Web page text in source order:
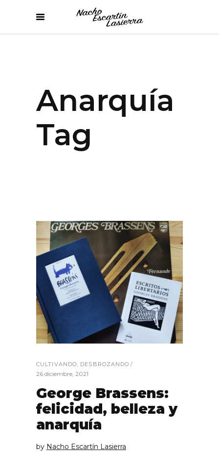
Anarquía
Tag
CULTIVANDO, DESBROZANDO
26 diciembre, 2021
George Brassens:
felicidad, belleza y
anarquía
by Nacho Escartín Lasierra